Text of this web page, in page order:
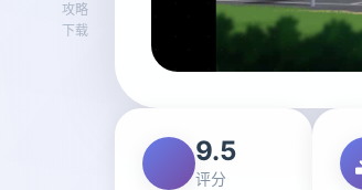
攻略
下载
9.5
评分